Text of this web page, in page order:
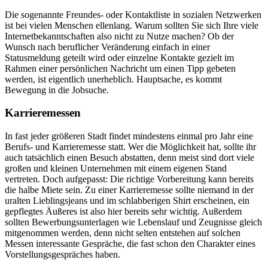
Die sogenannte Freundes- oder Kontaktliste in sozialen Netzwerken
ist bei vielen Menschen ellenlang. Warum sollten Sie sich Ihre viele
Internetbekanntschaften also nicht zu Nutze machen? Ob der
Wunsch nach beruflicher Veränderung einfach in einer
Statusmeldung geteilt wird oder einzelne Kontakte gezielt im
Rahmen einer persönlichen Nachricht um einen Tipp gebeten
werden, ist eigentlich unerheblich. Hauptsache, es kommt
Bewegung in die Jobsuche.
Karrieremessen
In fast jeder größeren Stadt findet mindestens einmal pro Jahr eine
Berufs- und Karrieremesse statt. Wer die Möglichkeit hat, sollte ihr
auch tatsächlich einen Besuch abstatten, denn meist sind dort viele
großen und kleinen Unternehmen mit einem eigenen Stand
vertreten. Doch aufgepasst: Die richtige Vorbereitung kann bereits
die halbe Miete sein. Zu einer Karrieremesse sollte niemand in der
uralten Lieblingsjeans und im schlabberigen Shirt erscheinen, ein
gepflegtes Äußeres ist also hier bereits sehr wichtig. Außerdem
sollten Bewerbungsunterlagen wie Lebenslauf und Zeugnisse gleich
mitgenommen werden, denn nicht selten entstehen auf solchen
Messen interessante Gespräche, die fast schon den Charakter eines
Vorstellungsgespräches haben.